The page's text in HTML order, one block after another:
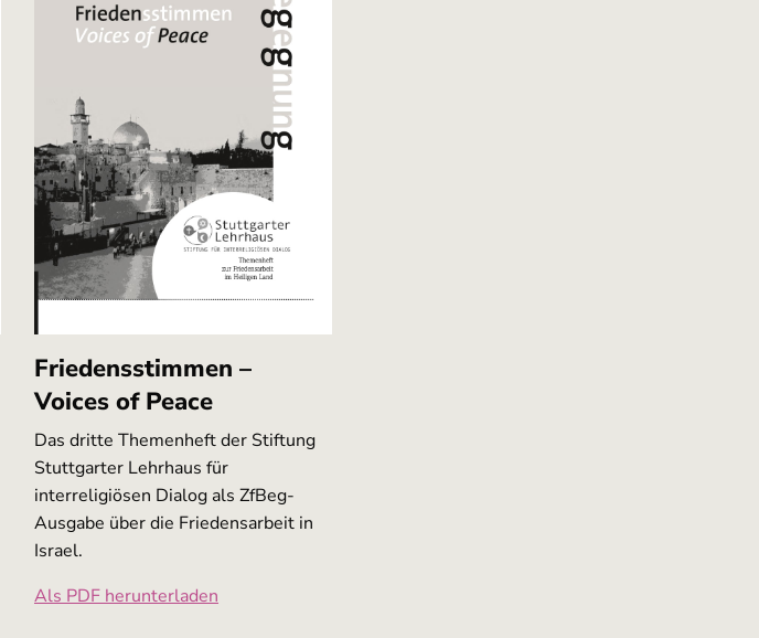
Friedensstimmen –
Voices of Peace
Das dritte Themenheft der Stiftung
Stuttgarter Lehrhaus für
interreligiösen Dialog als ZfBeg-
Ausgabe über die Friedensarbeit in
Israel.
Als PDF herunterladen